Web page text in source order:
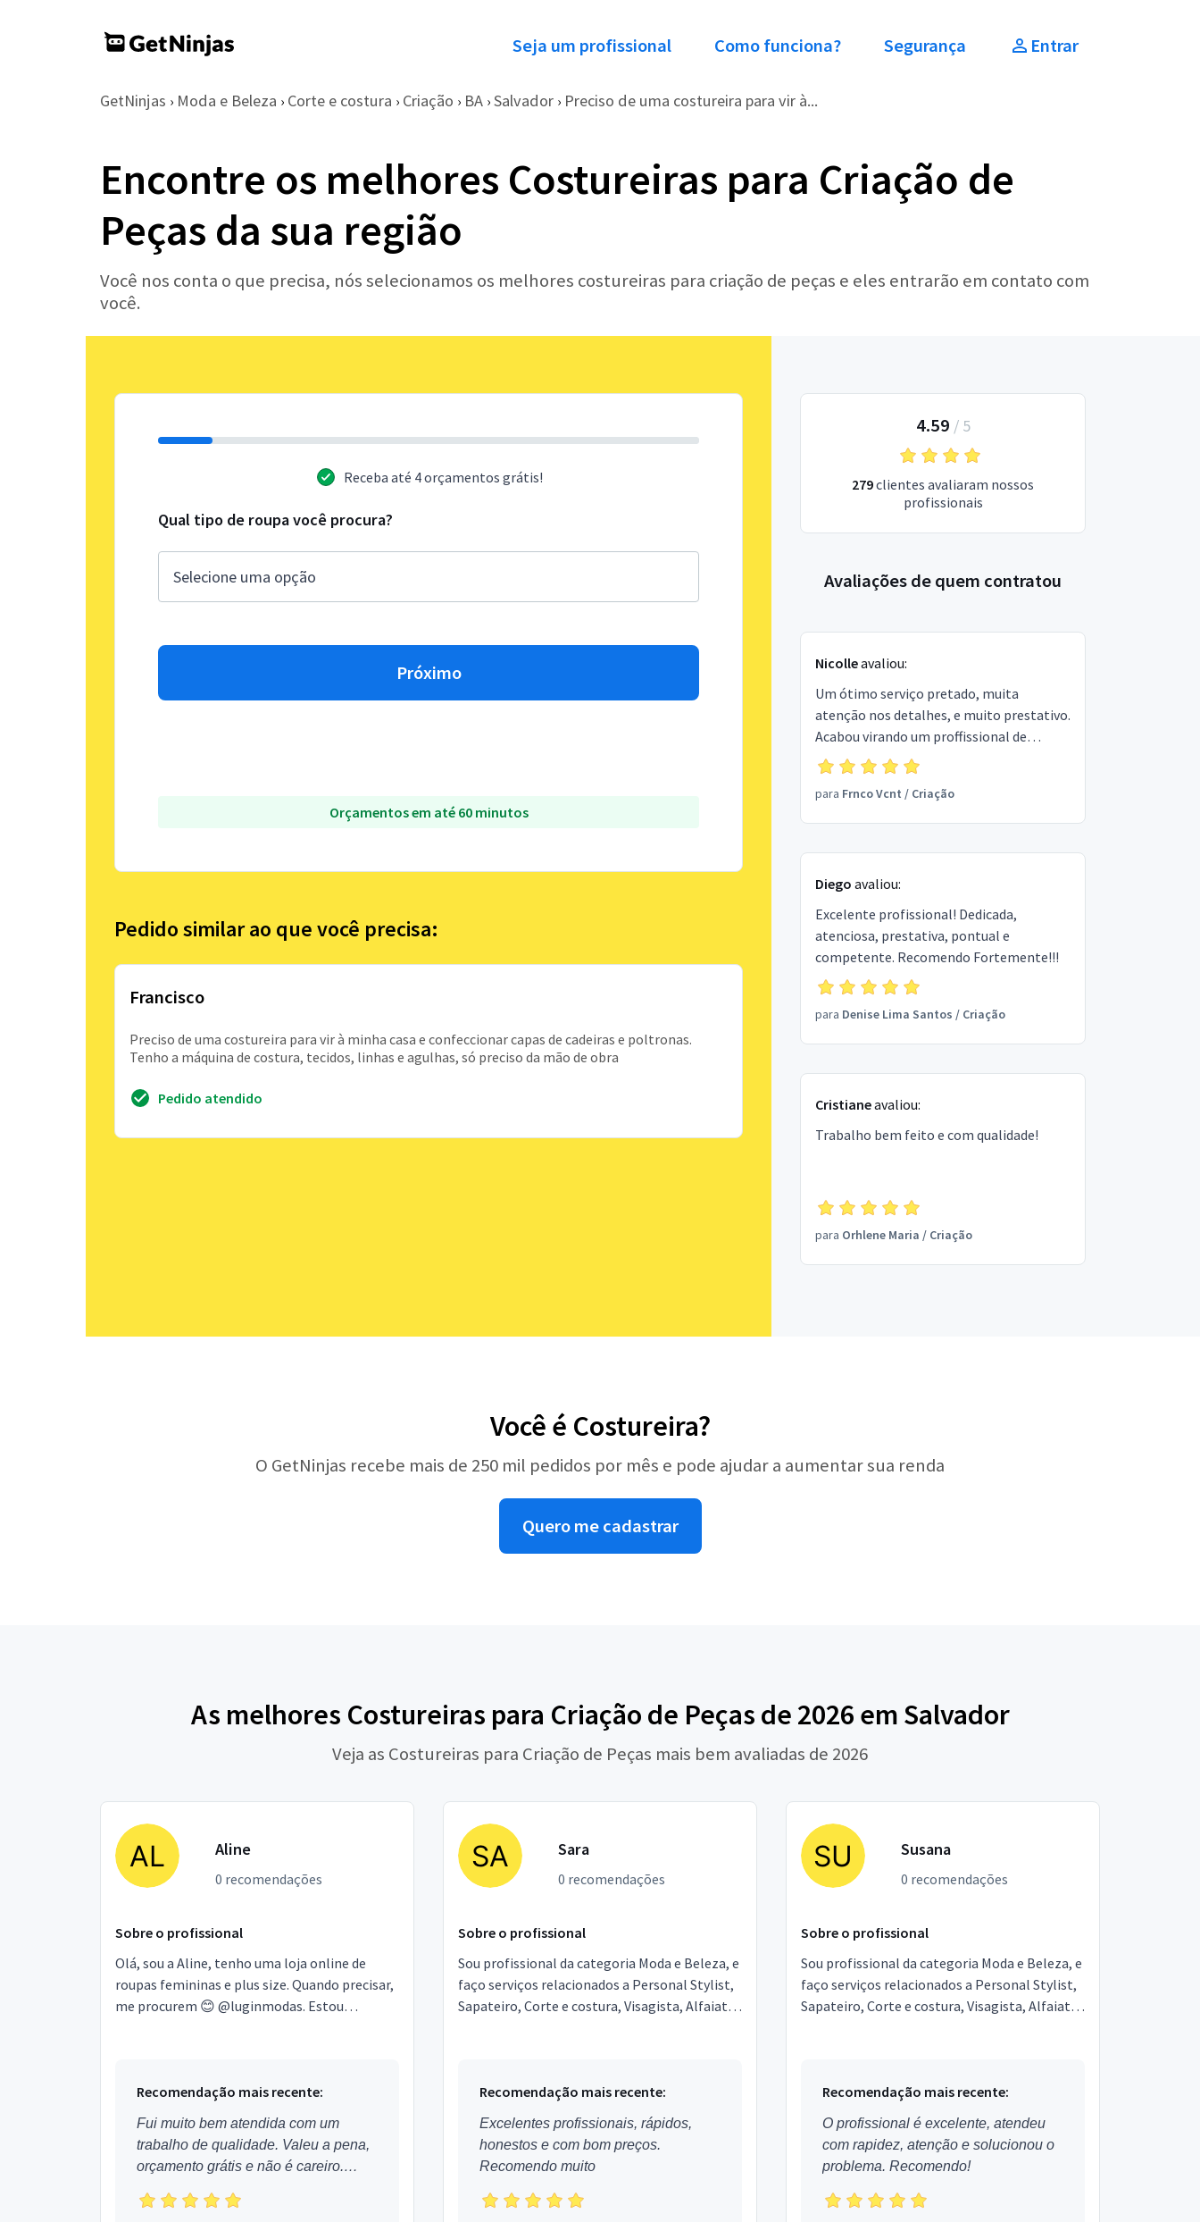
Seja um profissional Como funciona? Segurança Entrar
GetNinjas › Moda e Beleza › Corte e costura › Criação › BA › Salvador › Preciso de uma costureira para vir à...
Encontre os melhores Costureiras para Criação de
Peças da sua região
Você nos conta o que precisa, nós selecionamos os melhores costureiras para criação de peças e eles entrarão em contato com
você.
Receba até 4 orçamentos grátis!
Qual tipo de roupa você procura?
Próximo
Orçamentos em até 60 minutos
Pedido similar ao que você precisa:
Francisco
Preciso de uma costureira para vir à minha casa e confeccionar capas de cadeiras e poltronas.
Tenho a máquina de costura, tecidos, linhas e agulhas, só preciso da mão de obra
Pedido atendido
4.59 / 5
279clientes avaliaram nossos
profissionais
Avaliações de quem contratou
Nicolleavaliou:
Um ótimo serviço pretado, muita
atenção nos detalhes, e muito prestativo.
Acabou virando um proffissional de
confiança nosso para futuros projetos e
trabalhos.
para Frnco Vcnt / Criação
Diego avaliou:
Excelente profissional! Dedicada,
atenciosa, prestativa, pontual e
competente. Recomendo Fortemente!!!
para Denise Lima Santos / Criação
Cristianeavaliou:
Trabalho bem feito e com qualidade!
para Orhlene Maria / Criação
Você é Costureira?
O GetNinjas recebe mais de 250 mil pedidos por mês e pode ajudar a aumentar sua renda
Quero me cadastrar
As melhores Costureiras para Criação de Peças de 2026 em Salvador
Veja as Costureiras para Criação de Peças mais bem avaliadas de 2026
Aline
0 recomendações
Sobre o profissional
Olá, sou a Aline, tenho uma loja online de
roupas femininas e plus size. Quando precisar,
me procurem 😊 @luginmodas. Estou
Recomendação mais recente:
Fui muito bem atendida com um
trabalho de qualidade. Valeu a pena,
orçamento grátis e não é careiro.
Sara
0 recomendações
Sobre o profissional
Sou profissional da categoria Moda e Beleza, e
faço serviços relacionados a Personal Stylist,
Sapateiro, Corte e costura, Visagista, Alfaiate.
Recomendação mais recente:
Excelentes profissionais, rápidos,
honestos e com bom preços.
Recomendo muito
Susana
0 recomendações
Sobre o profissional
Sou profissional da categoria Moda e Beleza, e
faço serviços relacionados a Personal Stylist,
Sapateiro, Corte e costura, Visagista, Alfaiate.
Recomendação mais recente:
O profissional é excelente, atendeu
com rapidez, atenção e solucionou o
problema. Recomendo!